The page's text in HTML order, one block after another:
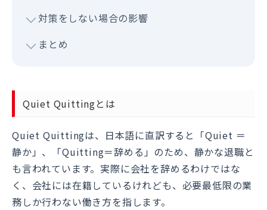
対策をしない場合の影響
まとめ
Quiet Quittingとは
Quiet Quittingは、日本語に直訳すると「Quiet ＝
静か」、「Quitting＝辞める」のため、静かな退職と
も言われています。実際に会社を辞めるわけではな
く、会社には在籍しているけれども、必要最低限の業
務しか行わない働き方を指します。